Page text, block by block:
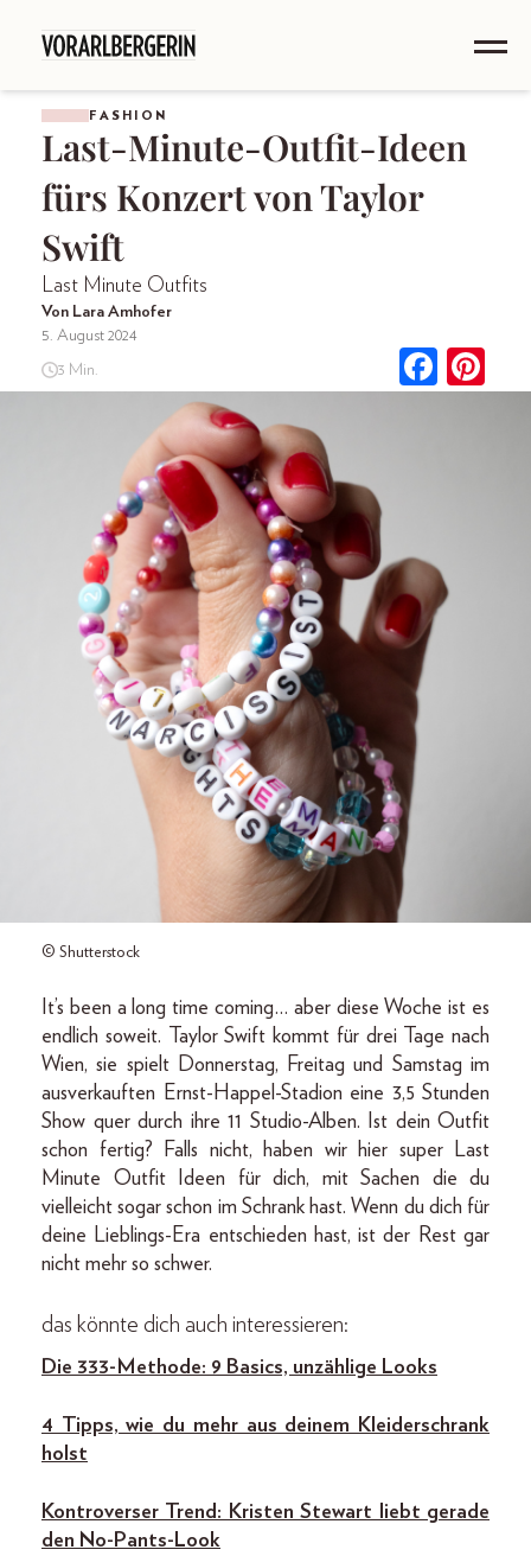
FASHION
Last-Minute-Outfit-Ideen
fürs Konzert von Taylor
Swift
Last Minute Outfits
Von Lara Amhofer
5. August 2024
3 Min.
© Shutterstock
It’s been a long time coming… aber diese Woche ist es
endlich soweit. Taylor Swift kommt für drei Tage nach
Wien, sie spielt Donnerstag, Freitag und Samstag im
ausverkauften Ernst-Happel-Stadion eine 3,5 Stunden
Show quer durch ihre 11 Studio-Alben. Ist dein Outfit
schon fertig? Falls nicht, haben wir hier super Last
Minute Outfit Ideen für dich, mit Sachen die du
vielleicht sogar schon im Schrank hast. Wenn du dich für
deine Lieblings-Era entschieden hast, ist der Rest gar
nicht mehr so schwer.
das könnte dich auch interessieren:
Die 333-Methode: 9 Basics, unzählige Looks
4 Tipps, wie du mehr aus deinem Kleiderschrank
holst
Kontroverser Trend: Kristen Stewart liebt gerade
den No-Pants-Look